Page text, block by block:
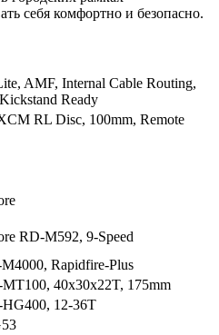
себя комфортно и безопасно.
AMF, Internal Cable Routing,
Ready
RL Disc, 100mm, Remote
RD-M592, 9-Speed
Rapidfire-Plus
MT100, 40x30x22T, 175mm
HG400, 12-36T